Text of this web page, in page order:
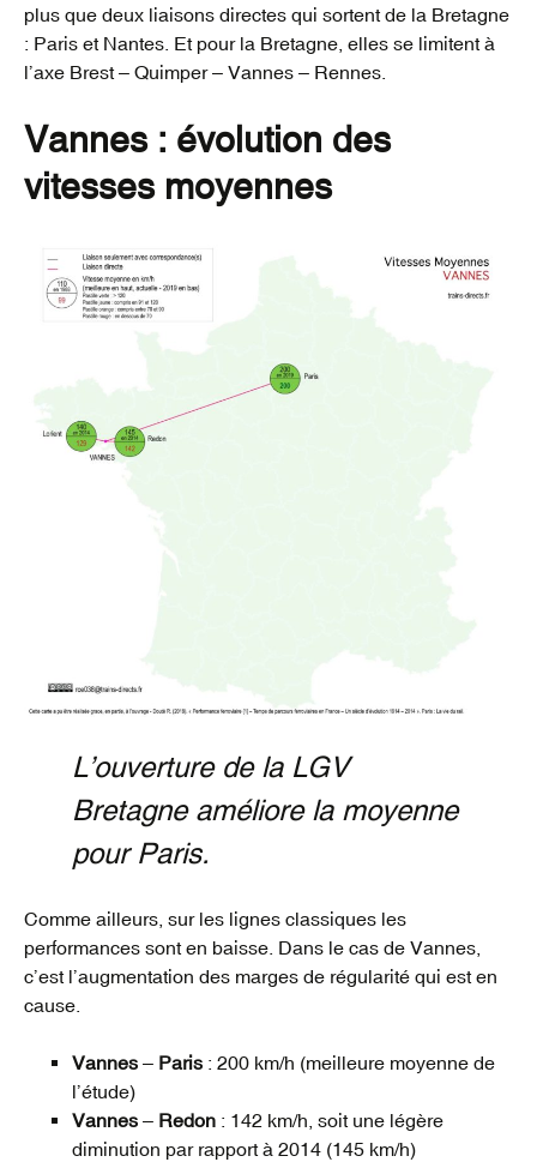
plus que deux liaisons directes qui sortent de la Bretagne
: Paris et Nantes. Et pour la Bretagne, elles se limitent à
l’axe Brest – Quimper – Vannes – Rennes.
Vannes : évolution des
vitesses moyennes
L’ouverture de la LGV
Bretagne améliore la moyenne
pour Paris.
Comme ailleurs, sur les lignes classiques les
performances sont en baisse. Dans le cas de Vannes,
c’est l’augmentation des marges de régularité qui est en
cause.
Vannes – Paris : 200 km/h (meilleure moyenne de
l’étude)
Vannes – Redon : 142 km/h, soit une légère
diminution par rapport à 2014 (145 km/h)